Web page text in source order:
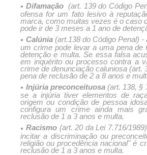
Difamação (art. 139 do Código
ofensa for um fato lesivo à
marca, como muitas vezes é o caso
pode ir de 3 meses a 1 ano de
Calúnia (art.138 do Código Penal)
um crime pode levar a uma pena de
detenção e multa. Se essa falsa
em inquérito ou processo contra a
crime de denunciação caluniosa (art.
pena de reclusão de 2 a 8 anos e
Injúria preconceituosa(art. 138, §
se a injúria tiver elementos de
origem ou condição de pessoa
configura um crime ainda mais
reclusão de 1 a 3 anos e multa.
Racismo (art. 20 da Lei 7.716/
incitar a discriminação ou
religião ou procedência nacional" é
reclusão de 1 a 3 anos e multa.